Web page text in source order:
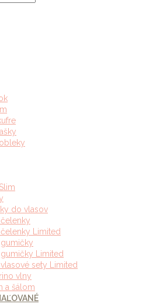
do vlasov
Limited
Limited
sety Limited
vlny
a šálom